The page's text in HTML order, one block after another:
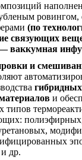
ровингом,
(по
связующих
ваккумная
и
и
типов
др.